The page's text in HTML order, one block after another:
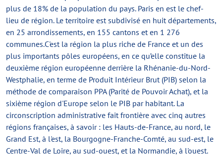
plus de 18% de la population du pays. Paris en est le chef-
lieu de région. Le territoire est subdivisé en huit départements,
en 25 arrondissements, en 155 cantons et en 1 276
communes.C'est la région la plus riche de France et un des
plus importants pôles européens, en ce qu’elle constitue la
deuxième région européenne derrière la Rhénanie-du-Nord-
Westphalie, en terme de Produit Intérieur Brut (PIB) selon la
méthode de comparaison PPA (Parité de Pouvoir Achat), et la
sixième région d'Europe selon le PIB par habitant. La
circonscription administrative fait frontière avec cinq autres
régions françaises, à savoir : les Hauts-de-France, au nord, le
Grand Est, à l'est, la Bourgogne-Franche-Comté, au sud-est, le
Centre-Val de Loire, au sud-ouest, et la Normandie, à l'ouest.